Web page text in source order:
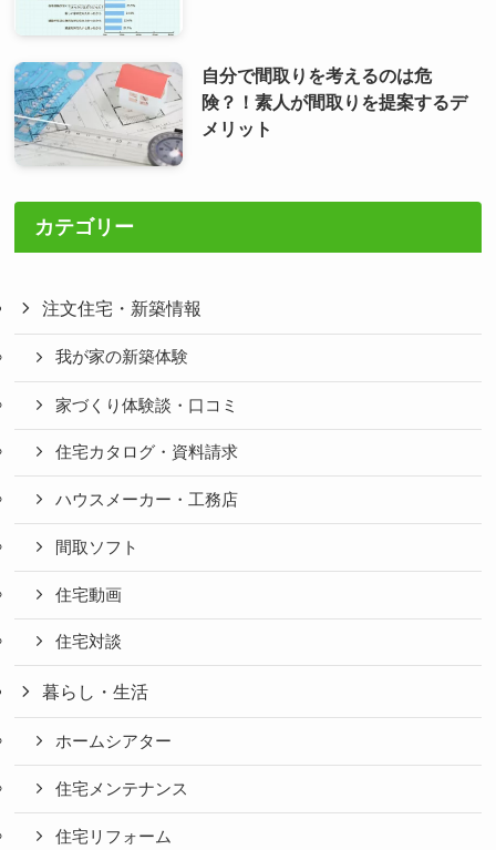
自分で間取りを考えるのは危
険？！素人が間取りを提案するデ
メリット
カテゴリー
注文住宅・新築情報
我が家の新築体験
家づくり体験談・口コミ
住宅カタログ・資料請求
ハウスメーカー・工務店
間取ソフト
住宅動画
住宅対談
暮らし・生活
ホームシアター
住宅メンテナンス
住宅リフォーム